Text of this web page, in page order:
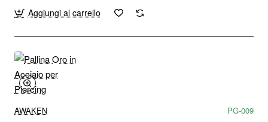
Aggiungi al carrello
AWAKEN
PG-009